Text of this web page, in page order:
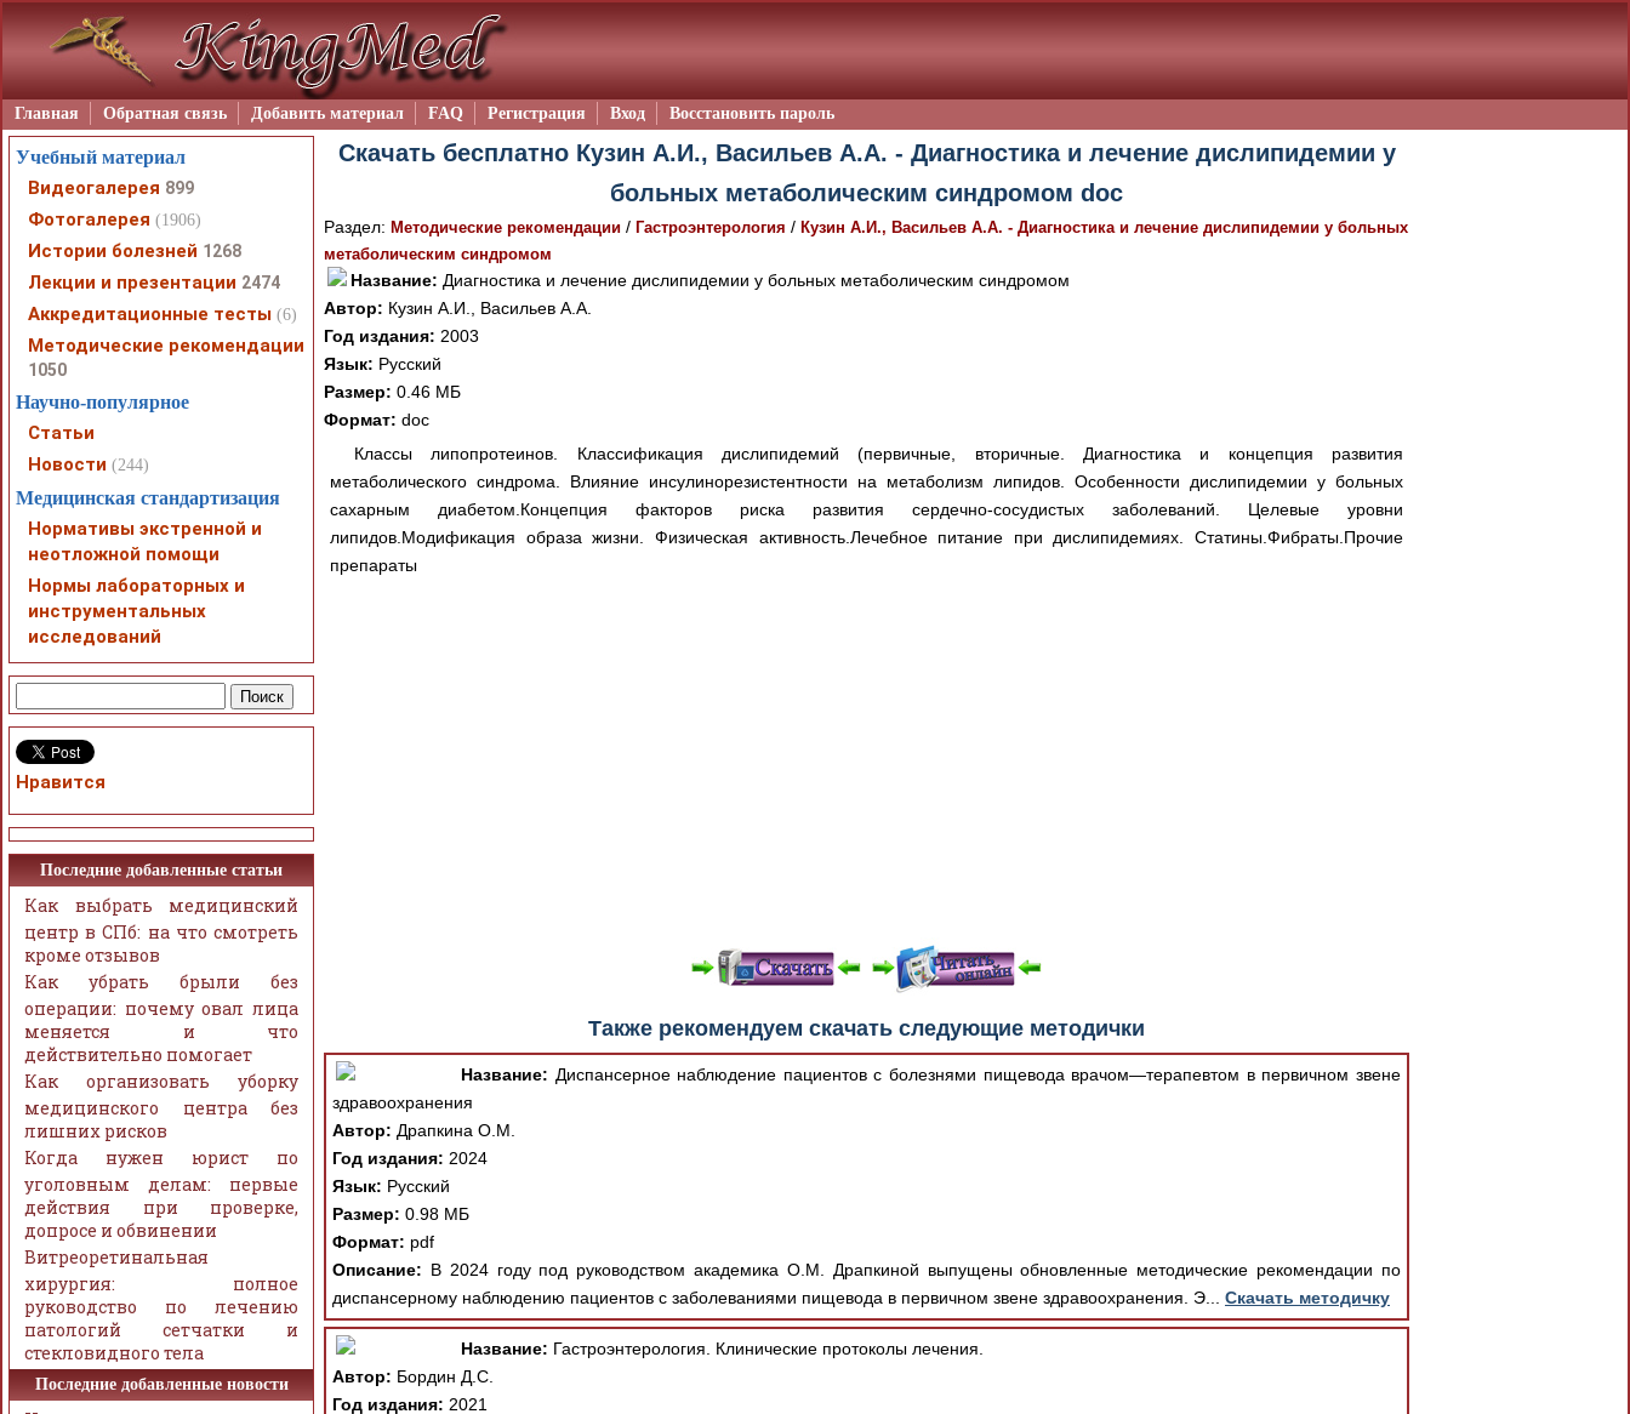
Главная Обратная связь Добавить материал FAQ Регистрация Вход Восстановить пароль
Скачать бесплатно Кузин А.И., Васильев А.А. - Диагностика и лечение дислипидемии у
больных метаболическим синдромом doc
Раздел: Методические рекомендации / Гастроэнтерология / Кузин А.И., Васильев А.А. - Диагностика и лечение дислипидемии у больных
метаболическим синдромом
Название: Диагностика и лечение дислипидемии у больных метаболическим синдромом
Автор: Кузин А.И., Васильев А.А.
Год издания: 2003
Язык: Русский
Размер: 0.46 МБ
Формат: doc
Классы липопротеинов. Классификация дислипидемий (первичные, вторичные. Диагностика и концепция развития
метаболического синдрома. Влияние инсулинорезистентности на метаболизм липидов. Особенности дислипидемии у больных
сахарным диабетом.Концепция факторов риска развития сердечно-сосудистых заболеваний. Целевые уровни
липидов.Модификация образа жизни. Физическая активность.Лечебное питание при дислипидемиях. Статины.Фибраты.Прочие
препараты
При просмотре в режиме "Читать онлайн" возможны различные ошибки отображения документа в результате отсутствия
поддержки Вашим браузером шрифтов и изменения размеров исходных шаблонов. При скачивании документа данная
ошибка устраняется Вашим программным обеспечением автоматически.
Также рекомендуем скачать следующие методички
Название: Диспансерное наблюдение пациентов с болезнями пищевода врачом—терапевтом в первичном звене
здравоохранения
Автор: Драпкина О.М.
Год издания: 2024
Язык: Русский
Размер: 0.98 МБ
Формат: pdf
Описание: В 2024 году под руководством академика О.М. Драпкиной выпущены обновленные методические рекомендации по
диспансерному наблюдению пациентов с заболеваниями пищевода в первичном звене здравоохранения. Э... Скачать методичку
Название: Гастроэнтерология. Клинические протоколы лечения.
Автор: Бордин Д.С.
Год издания: 2021
Учебный материал
Видеогалерея 899
Фотогалерея (1906)
Истории болезней 1268
Лекции и презентации 2474
Аккредитационные тесты (6)
Методические рекомендации
1050
Научно-популярное
Статьи
Новости (244)
Медицинская стандартизация
Нормативы экстренной и
неотложной помощи
Нормы лабораторных и
инструментальных
исследований
Нравится
Последние добавленные статьи
Как выбрать медицинский
центр в СПб: на что смотреть
кроме отзывов
Как убрать брыли без
операции: почему овал лица
меняется и что
действительно помогает
Как организовать уборку
медицинского центра без
лишних рисков
Когда нужен юрист по
уголовным делам: первые
действия при проверке,
допросе и обвинении
Витреоретинальная
хирургия: полное
руководство по лечению
патологий сетчатки и
стекловидного тела
Последние добавленные новости